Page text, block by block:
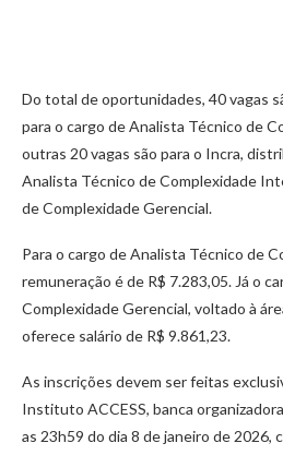
Do total de oportunidades, 40 vagas
para o cargo de Analista Técnico de
outras 20 vagas são para o Incra,
Analista Técnico de Complexidade
de Complexidade Gerencial.
Para o cargo de Analista Técnico de
remuneração é de R$ 7.283,05. Já o
Complexidade Gerencial, voltado à
oferece salário de R$ 9.861,23.
As inscrições devem ser feitas
Instituto ACCESS, banca
as 23h59 do dia 8 de janeiro de 2026,